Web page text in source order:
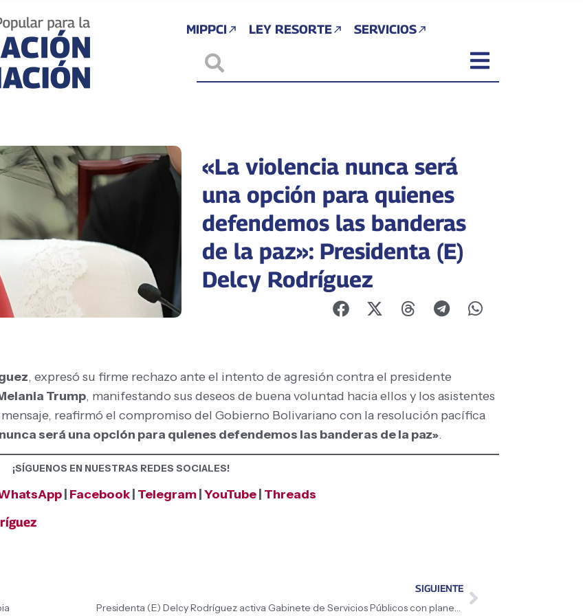
MIPPCI LEY RESORTE SERVICIOS
«La violencia nunca será
una opción para quienes
defendemos las banderas
de la paz»: Presidenta (E)
Delcy Rodríguez
, expresó su firme rechazo ante el intento de agresión contra el presidente
Trump, manifestando sus deseos de buena voluntad hacia ellos y los asistentes
mensaje, reafirmó el compromiso del Gobierno Bolivariano con la resolución pacífica
será una opción para quienes defendemos las banderas de la paz».
¡SÍGUENOS EN NUESTRAS REDES SOCIALES!
| Facebook| Telegram|YouTube| Threads
SIGUIENTE
Presidenta (E) Delcy Rodríguez activa Gabinete de Servicios Públicos con planes concretos para el segundo vínculo Yaritagua-Cabudare